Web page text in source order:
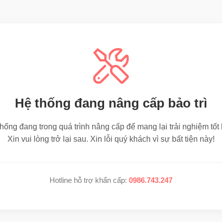
Hệ thống đang nâng cấp bảo trì
đang trong quá trình nâng cấp để mang lại trải nghiệm tốt
Xin vui lòng trở lại sau. Xin lỗi quý khách vì sự bất tiện này!
Hotline hỗ trợ khẩn cấp: 0986.743.247